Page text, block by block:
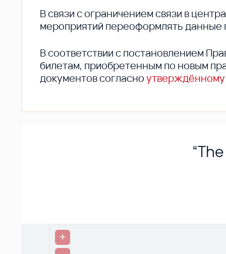
В cвязи с ограничением связи в
мероприятий переоформлять данные
В соответствии с постановлением
билетам, приобретенным по новым
документов согласно
+